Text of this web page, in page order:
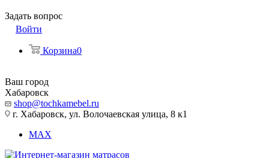
Задать вопрос
Войти
Корзина0
Ваш город
Хабаровск
shop@tochkamebel.ru
г. Хабаровск, ул. Волочаевская улица, 8 к1
MAX